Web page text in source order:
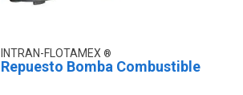
INTRAN-FLOTAMEX
Repuesto Bomba Combustible